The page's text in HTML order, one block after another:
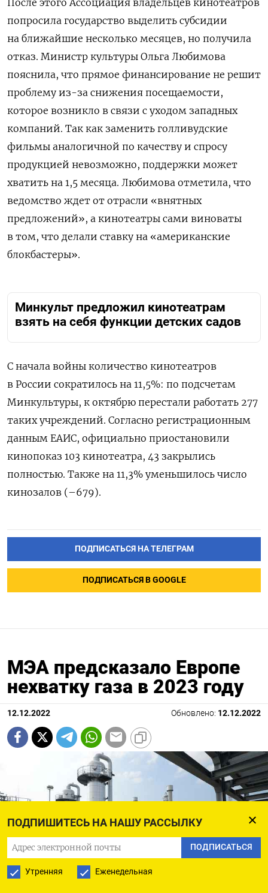
ПОДПИШИТЕСЬ НА НАШУ РАССЫЛКУ
ПОДПИСАТЬСЯ
Утренняя Еженедельная
попросила государство выделить субсидии
на ближайшие несколько месяцев, но получила
отказ. Министр культуры Ольга Любимова
пояснила, что прямое финансирование не решит
проблему из-за снижения посещаемости,
которое возникло в связи с уходом западных
компаний. Так как заменить голливудские
фильмы аналогичной по качеству и спросу
продукцией невозможно, поддержки может
хватить на 1,5 месяца. Любимова отметила, что
ведомство ждет от отрасли «внятных
предложений», а кинотеатры сами виноваты
в том, что делали ставку на «американские
блокбастеры».
Минкульт предложил кинотеатрам
взять на себя функции детских садов
С начала войны количество кинотеатров
в России сократилось на 11,5%: по подсчетам
Минкультуры, к октябрю перестали работать 277
таких учреждений. Согласно регистрационным
данным ЕАИС, официально приостановили
кинопоказ 103 кинотеатра, 43 закрылись
полностью. Также на 11,3% уменьшилось число
кинозалов (–679).
ПОДПИСАТЬСЯ НА ТЕЛЕГРАМ
ПОДПИСАТЬСЯ В GOOGLE
МЭА предсказало Европе
нехватку газа в 2023 году
12.12.2022 Обновлено: 12.12.2022